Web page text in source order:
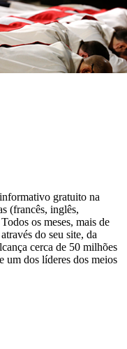
gratuito na
(francês, inglês,
os meses, mais de
do seu site, da
cerca de 50 milhões
um dos líderes dos meios